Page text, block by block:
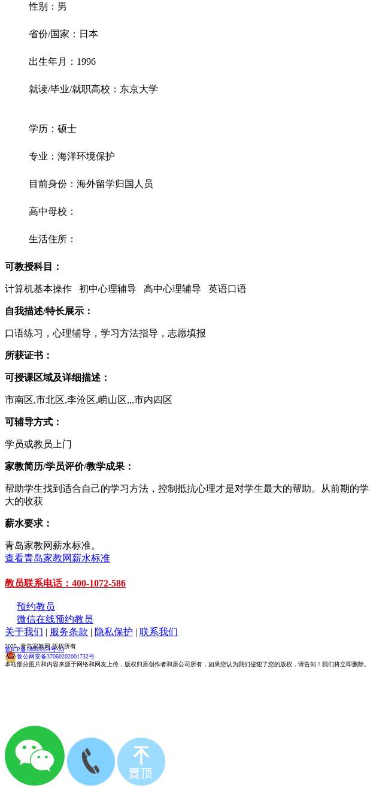
性别：男
省份/国家：日本
出生年月：1996
就读/毕业/就职高校：东京大学
学历：硕士
专业：海洋环境保护
目前身份：海外留学归国人员
高中母校：
生活住所：
可教授科目：
计算机基本操作 初中心理辅导 高中心理辅导 英语口语
自我描述/特长展示：
口语练习，心理辅导，学习方法指导，志愿填报
所获证书：
可授课区域及详细描述：
市南区,市北区,李沧区,崂山区,,,市内四区
可辅导方式：
学员或教员上门
家教简历/学员评价/教学成果：
帮助学生找到适合自己的学习方法，控制抵抗心理才是对学生最大的帮助。从前期的
大的收获
薪水要求：
青岛家教网薪水标准。
查看青岛家教网薪水标准
教员联系电话：400-1072-586
预约教员
微信在线预约教员
关于我们 | 服务条款 | 隐私保护 | 联系我们
2025 青岛家教网 版权所有
鲁ICP备18005554号-23
鲁公网安备37060202001732号
本站部分图片和内容来源于网络和网友上传，版权归原创作者和原公司所有，如果您认为我们侵犯了您的版权，请告知！我们将立即删除。